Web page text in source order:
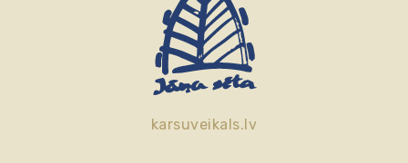
karsuveikals.lv